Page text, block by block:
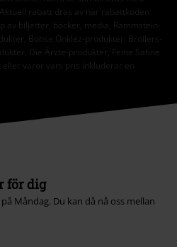
rabatt dras av när rabattkoden
av biljetter, böcker, media, Rammstein-
Böhse Onklez-produkter, Broilers-
Die Ärzte-produkter, Feine Sahne
varor vars pris inkluderar en
för dig
Måndag. Du kan då nå oss mellan